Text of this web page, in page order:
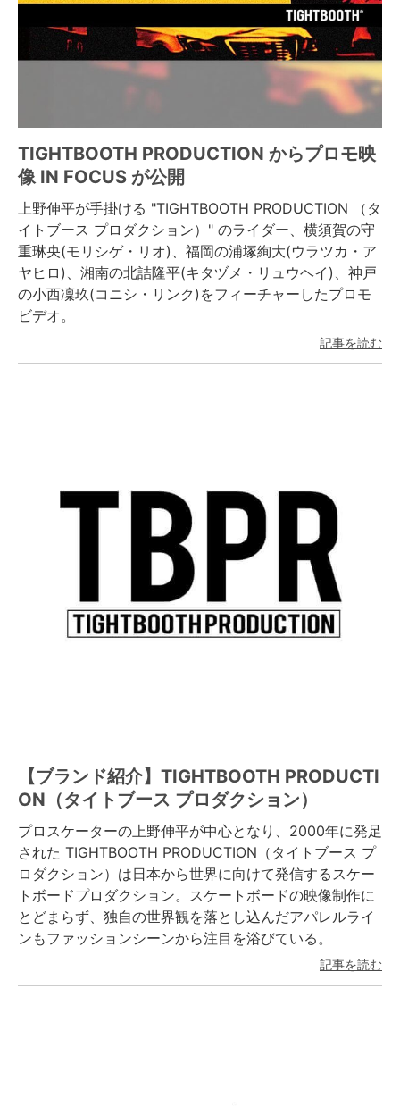
TIGHTBOOTH PRODUCTION からプロモ映
像 IN FOCUS が公開
上野伸平が手掛ける "TIGHTBOOTH PRODUCTION （タ
イトブース プロダクション）" のライダー、横須賀の守
重琳央(モリシゲ・リオ)、福岡の浦塚絢大(ウラツカ・ア
ヤヒロ)、湘南の北詰隆平(キタヅメ・リュウヘイ)、神戸
の小西凜玖(コニシ・リンク)をフィーチャーしたプロモ
ビデオ。
記事を読む
【ブランド紹介】TIGHTBOOTH PRODUCTI
ON（タイトブース プロダクション）
プロスケーターの上野伸平が中心となり、2000年に発足
された TIGHTBOOTH PRODUCTION（タイトブース プ
ロダクション）は日本から世界に向けて発信するスケー
トボードプロダクション。スケートボードの映像制作に
とどまらず、独自の世界観を落とし込んだアパレルライ
ンもファッションシーンから注目を浴びている。
記事を読む